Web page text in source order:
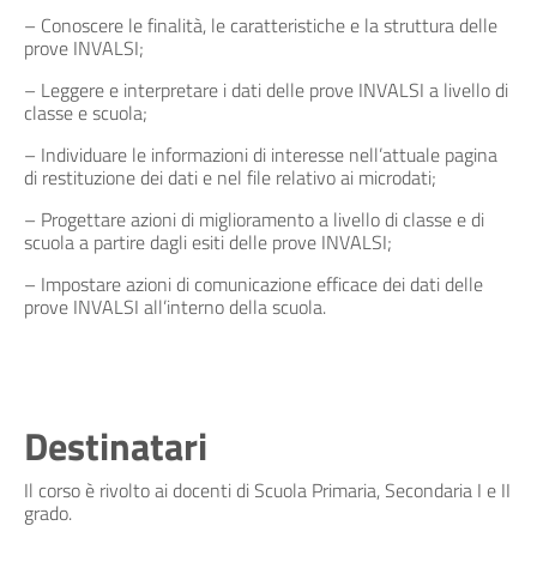
– Conoscere le finalità, le caratteristiche e la struttura delle
prove INVALSI;
– Leggere e interpretare i dati delle prove INVALSI a livello di
classe e scuola;
– Individuare le informazioni di interesse nell’attuale pagina
di restituzione dei dati e nel file relativo ai microdati;
– Progettare azioni di miglioramento a livello di classe e di
scuola a partire dagli esiti delle prove INVALSI;
– Impostare azioni di comunicazione efficace dei dati delle
prove INVALSI all’interno della scuola.
Destinatari
Il corso è rivolto ai docenti di Scuola Primaria, Secondaria I e II
grado.